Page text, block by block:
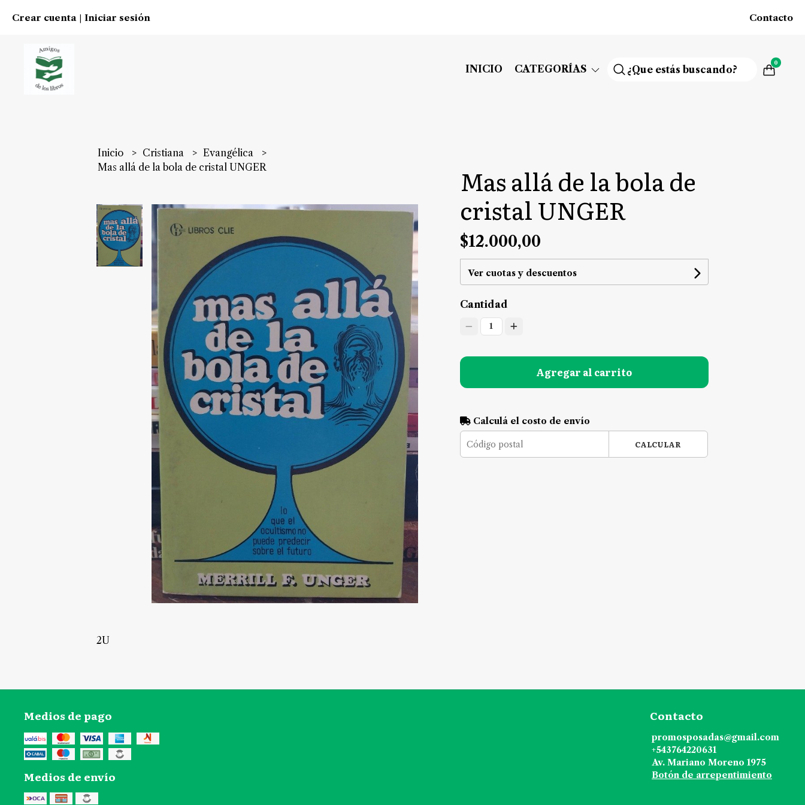
Crear cuenta Iniciar sesión Contacto
INICIO CATEGORÍAS
0
Inicio Cristiana
Evangélica
Mas allá de la bola de cristal UNGER
2U
Mas allá de la bola de
cristal UNGER
$12.000,00
Ver cuotas y descuentos
Cantidad
1
Agregar al carrito
Calculá el costo de envío
CALCULAR
Medios de pago
Medios de envío
Contacto
promosposadas@gmail.com
+543764220631
Av. Mariano Moreno 1975
Botón de arrepentimiento